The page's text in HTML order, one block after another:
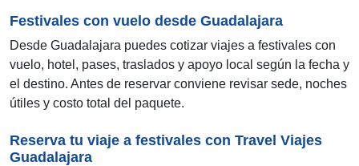
Festivales con vuelo desde Guadalajara
Desde Guadalajara puedes cotizar viajes a festivales con
vuelo, hotel, pases, traslados y apoyo local según la fecha y
el destino. Antes de reservar conviene revisar sede, noches
útiles y costo total del paquete.
Reserva tu viaje a festivales con Travel Viajes
Guadalajara